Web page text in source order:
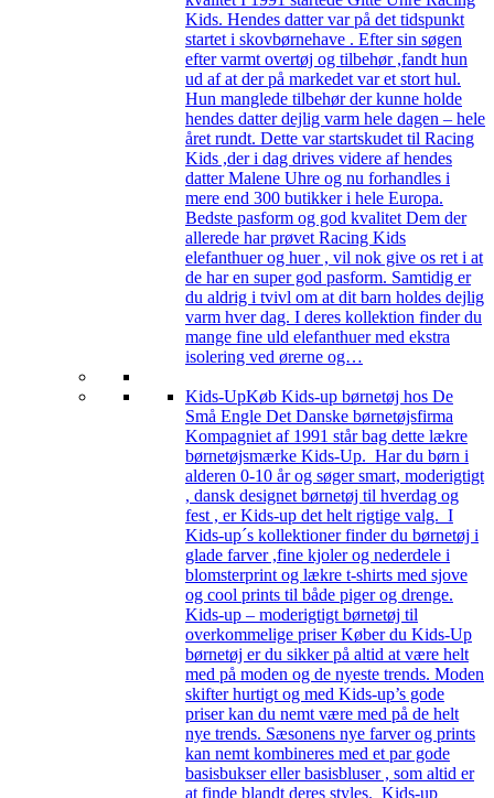
Kids. Hendes datter var på det tidspunkt
startet i skovbørnehave . Efter sin søgen
efter varmt overtøj og tilbehør ,fandt hun
ud af at der på markedet var et stort hul.
Hun manglede tilbehør der kunne holde
hendes datter dejlig varm hele dagen – hele
året rundt. Dette var startskudet til Racing
Kids ,der i dag drives videre af hendes
datter Malene Uhre og nu forhandles i
mere end 300 butikker i hele Europa.
Bedste pasform og god kvalitet Dem der
allerede har prøvet Racing Kids
elefanthuer og huer , vil nok give os ret i at
de har en super god pasform. Samtidig er
du aldrig i tvivl om at dit barn holdes dejlig
varm hver dag. I deres kollektion finder du
mange fine uld elefanthuer med ekstra
isolering ved ørerne og…
Kids-UpKøb Kids-up børnetøj hos De
Små Engle Det Danske børnetøjsfirma
Kompagniet af 1991 står bag dette lækre
børnetøjsmærke Kids-Up. Har du børn i
alderen 0-10 år og søger smart, moderigtigt
, dansk designet børnetøj til hverdag og
fest , er Kids-up det helt rigtige valg. I
Kids-up´s kollektioner finder du børnetøj i
glade farver ,fine kjoler og nederdele i
blomsterprint og lækre t-shirts med sjove
og cool prints til både piger og drenge.
Kids-up – moderigtigt børnetøj til
overkommelige priser Køber du Kids-Up
børnetøj er du sikker på altid at være helt
med på moden og de nyeste trends. Moden
skifter hurtigt og med Kids-up’s gode
priser kan du nemt være med på de helt
nye trends. Sæsonens nye farver og prints
kan nemt kombineres med et par gode
basisbukser eller basisbluser , som altid er
at finde blandt deres styles. Kids-up